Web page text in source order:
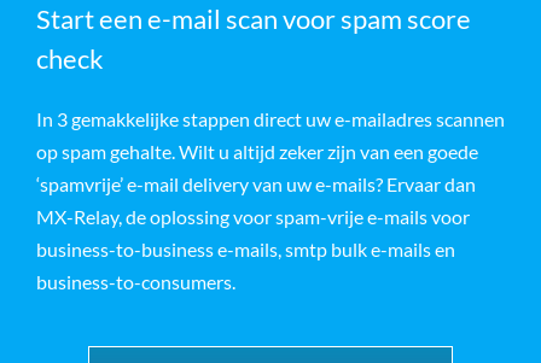
Start een e-mail scan voor spam score
check
In 3 gemakkelijke stappen direct uw e-mailadres scannen
op spam gehalte. Wilt u altijd zeker zijn van een goede
‘spamvrije’ e-mail delivery van uw e-mails? Ervaar dan
MX-Relay, de oplossing voor spam-vrije e-mails voor
business-to-business e-mails, smtp bulk e-mails en
business-to-consumers.